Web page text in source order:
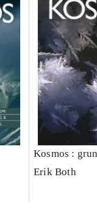
Kosmos :
Erik Both